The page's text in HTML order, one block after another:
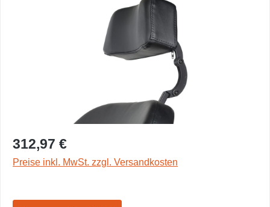
312,97 €
Preise inkl. MwSt. zzgl. Versandkosten